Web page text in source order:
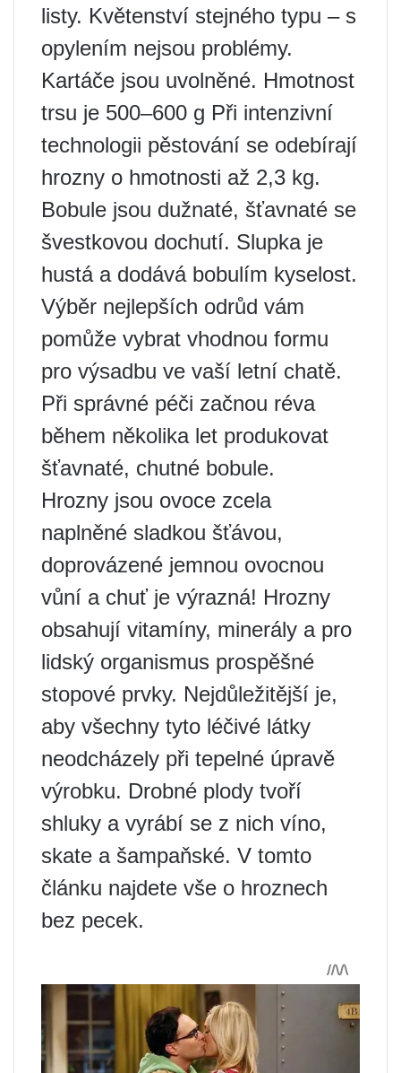
listy. Květenství stejného typu – s
opylením nejsou problémy.
Kartáče jsou uvolněné. Hmotnost
trsu je 500–600 g Při intenzivní
technologii pěstování se odebírají
hrozny o hmotnosti až 2,3 kg.
Bobule jsou dužnaté, šťavnaté se
švestkovou dochutí. Slupka je
hustá a dodává bobulím kyselost.
Výběr nejlepších odrůd vám
pomůže vybrat vhodnou formu
pro výsadbu ve vaší letní chatě.
Při správné péči začnou réva
během několika let produkovat
šťavnaté, chutné bobule.
Hrozny jsou ovoce zcela
naplněné sladkou šťávou,
doprovázené jemnou ovocnou
vůní a chuť je výrazná! Hrozny
obsahují vitamíny, minerály a pro
lidský organismus prospěšné
stopové prvky. Nejdůležitější je,
aby všechny tyto léčivé látky
neodcházely při tepelné úpravě
výrobku. Drobné plody tvoří
shluky a vyrábí se z nich víno,
skate a šampaňské. V tomto
článku najdete vše o hroznech
bez pecek.